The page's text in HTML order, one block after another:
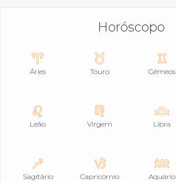
Horóscopo
Áries Touro Gêmeos
Leão Virgem Libra
Sagitário Capricórnio Aquário